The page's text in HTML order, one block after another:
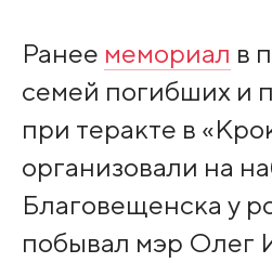
Ранее мемориал в
семей погибших и
при теракте в
организовали на
Благовещенска у
побывал мэр Олег